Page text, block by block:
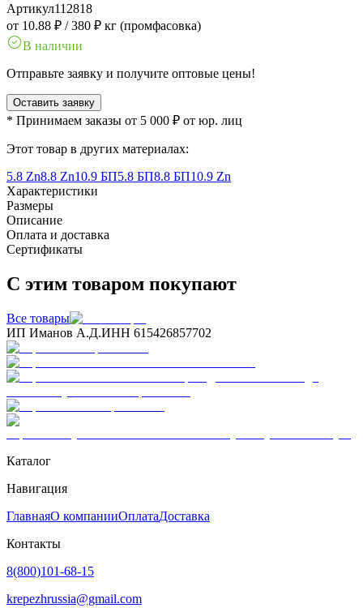
Артикул112818
от 10.88 ₽ /380 ₽ кг (промфасовка)
В наличии
Отправьте заявку и получите оптовые цены!
Оставить заявку
* Принимаем заказы от 5 000 ₽ от юр. лиц
Этот товар в других материалах:
5.8 Zn8.8 Zn10.9 БП5.8 БП8.8 БП10.9 Zn
Характеристики
Размеры
Описание
Оплата и доставка
Сертификаты
С этим товаром покупают
Все товары
ИП Иманов А.Д.ИНН 615426857702
Каталог
Навигация
ГлавнаяО компанииОплатаДоставка
Контакты
8(800)101-68-15
krepezhrussia@gmail.com